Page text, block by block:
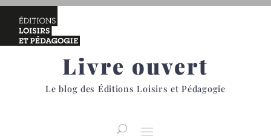
Livre ouvert
Le blog des Éditions Loisirs et Pédagogie